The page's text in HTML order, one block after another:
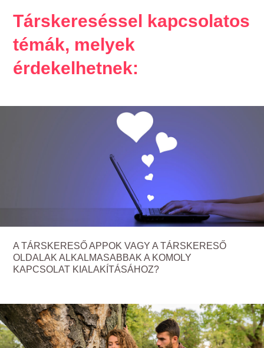
Társkereséssel kapcsolatos
témák, melyek
érdekelhetnek:
A TÁRSKERESŐ APPOK VAGY A TÁRSKERESŐ
OLDALAK ALKALMASABBAK A KOMOLY
KAPCSOLAT KIALAKÍTÁSÁHOZ?